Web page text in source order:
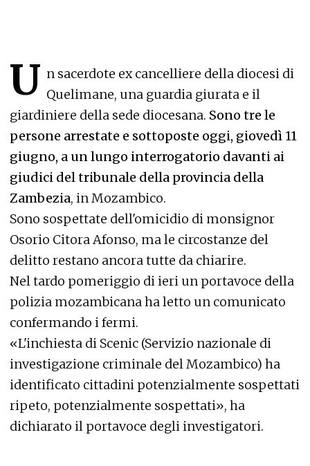
U n sacerdote ex cancelliere della diocesi di
Quelimane, una guardia giurata e il
giardiniere della sede diocesana. Sono tre le
persone arrestate e sottoposte oggi, giovedì 11
giugno, a un lungo interrogatorio davanti ai
giudici del tribunale della provincia della
Zambezia, in Mozambico.
Sono sospettate dell'omicidio di monsignor
Osorio Citora Afonso, ma le circostanze del
delitto restano ancora tutte da chiarire.
Nel tardo pomeriggio di ieri un portavoce della
polizia mozambicana ha letto un comunicato
confermando i fermi.
«L'inchiesta di Scenic (Servizio nazionale di
investigazione criminale del Mozambico) ha
identificato cittadini potenzialmente sospettati
ripeto, potenzialmente sospettati», ha
dichiarato il portavoce degli investigatori.